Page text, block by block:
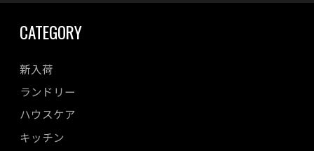
CATEGORY
新入荷
ランドリー
ハウスケア
キッチン